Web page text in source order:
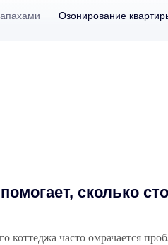
Озонирование
сколько
коттеджа часто омрачается